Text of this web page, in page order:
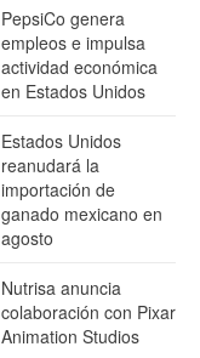
PepsiCo genera
empleos e impulsa
actividad económica
en Estados Unidos
Estados Unidos
reanudará la
importación de
ganado mexicano en
agosto
Nutrisa anuncia
colaboración con Pixar
Animation Studios